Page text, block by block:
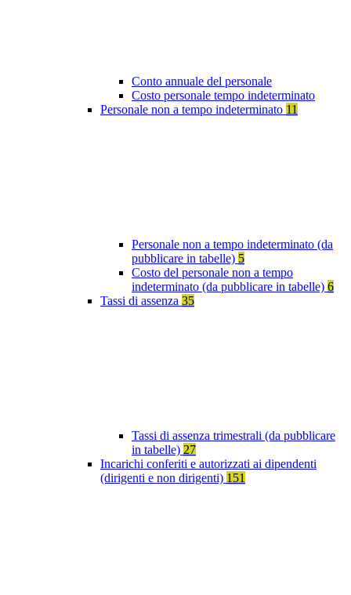
Conto annuale del personale
Costo personale tempo indeterminato
Personale non a tempo indeterminato 11
Personale non a tempo indeterminato (da
pubblicare in tabelle) 5
Costo del personale non a tempo
indeterminato (da pubblicare in tabelle) 6
Tassi di assenza 35
Tassi di assenza trimestrali (da pubblicare
in tabelle) 27
Incarichi conferiti e autorizzati ai dipendenti
(dirigenti e non dirigenti) 151